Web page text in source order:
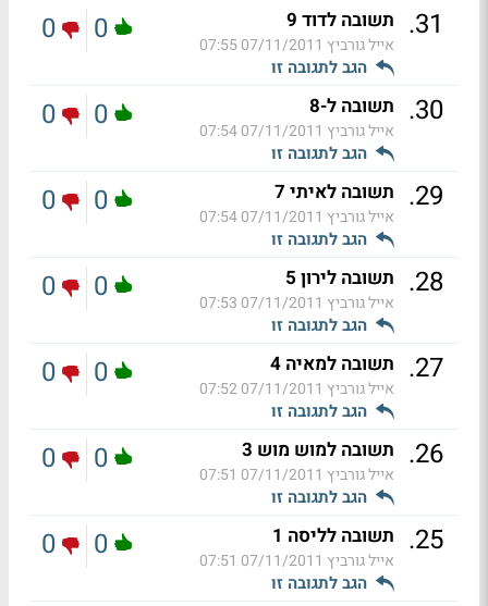
31
. תשובה לדוד 9
אייל גורביץ 07/11/2011 07:55
הגב לתגובה זו
0
0
30
. תשובה ל-8
אייל גורביץ 07/11/2011 07:54
הגב לתגובה זו
0
0
29
. תשובה לאיתי 7
אייל גורביץ 07/11/2011 07:54
הגב לתגובה זו
0
0
28
. תשובה לירון 5
אייל גורביץ 07/11/2011 07:53
הגב לתגובה זו
0
0
27
. תשובה למאיה 4
אייל גורביץ 07/11/2011 07:52
הגב לתגובה זו
0
0
26
. תשובה למוש מוש 3
אייל גורביץ 07/11/2011 07:51
הגב לתגובה זו
0
0
25
. תשובה לליסה 1
אייל גורביץ 07/11/2011 07:51
הגב לתגובה זו
0
0